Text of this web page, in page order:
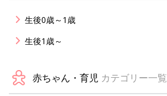
生後0歳～1歳
生後1歳～
赤ちゃん・育児 カテゴリー一覧